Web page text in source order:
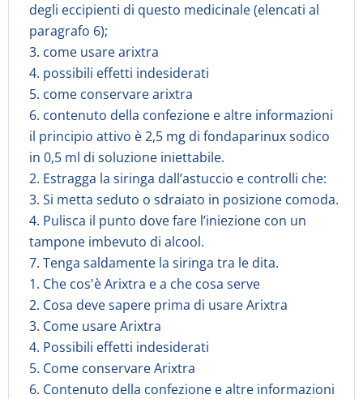
degli eccipienti di questo medicinale (elencati al
paragrafo 6);
3. come usare arixtra
4. possibili effetti indesiderati
5. come conservare arixtra
6. contenuto della confezione e altre informazioni
il principio attivo è 2,5 mg di fondaparinux sodico
in 0,5 ml di soluzione iniettabile.
2. Estragga la siringa dall’astuccio e controlli che:
3. Si metta seduto o sdraiato in posizione comoda.
4. Pulisca il punto dove fare l’iniezione con un
tampone imbevuto di alcool.
7. Tenga saldamente la siringa tra le dita.
1. Che cos'è Arixtra e a che cosa serve
2. Cosa deve sapere prima di usare Arixtra
3. Come usare Arixtra
4. Possibili effetti indesiderati
5. Come conservare Arixtra
6. Contenuto della confezione e altre informazioni